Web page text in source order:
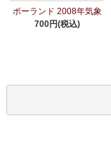
ポーランド 2008年気象
700円(税込)